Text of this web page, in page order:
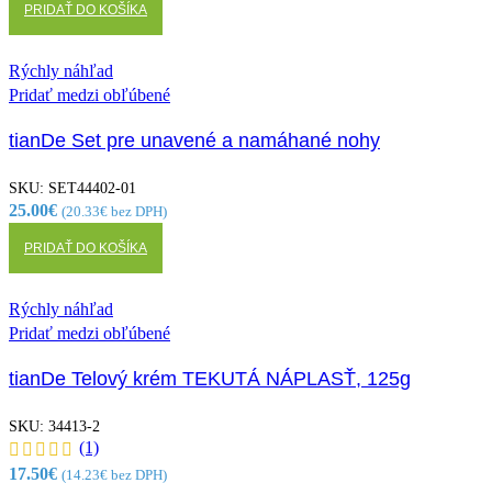
PRIDAŤ DO KOŠÍKA
Rýchly náhľad
Pridať medzi obľúbené
tianDe Set pre unavené a namáhané nohy
SKU: SET44402-01
25.00€ (20.33€ bez DPH)
PRIDAŤ DO KOŠÍKA
Rýchly náhľad
Pridať medzi obľúbené
tianDe Telový krém TEKUTÁ NÁPLASŤ, 125g
SKU: 34413-2
(1)
17.50€ (14.23€ bez DPH)